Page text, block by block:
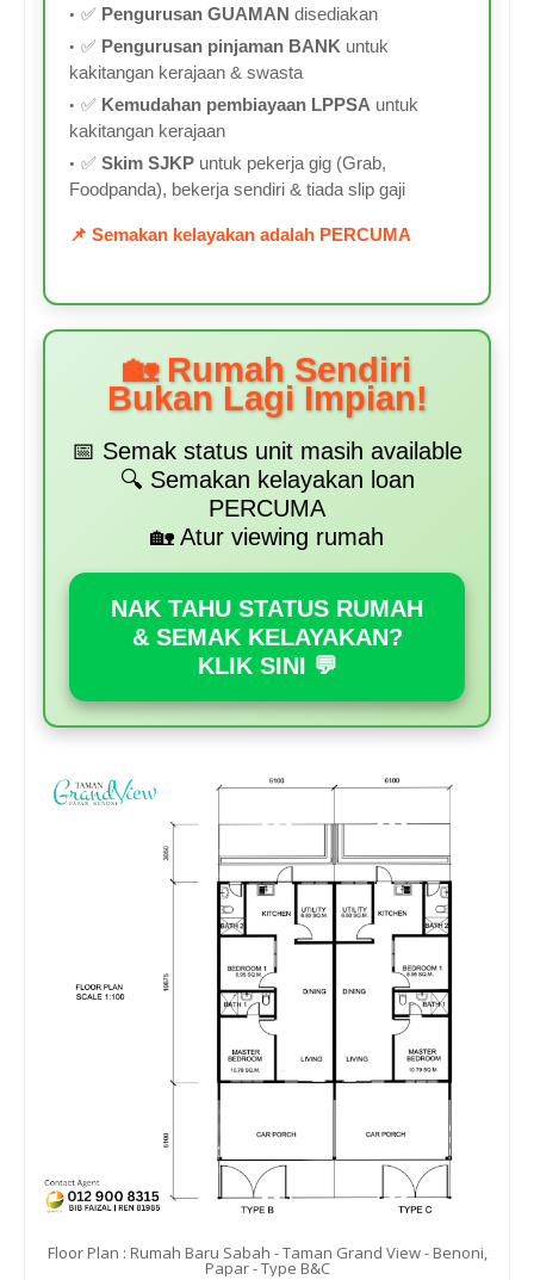
✅ Pengurusan GUAMAN disediakan
✅ Pengurusan pinjaman BANK untuk
kakitangan kerajaan & swasta
✅ Kemudahan pembiayaan LPPSA untuk
kakitangan kerajaan
✅ Skim SJKP untuk pekerja gig (Grab,
Foodpanda), bekerja sendiri & tiada slip gaji
📌 Semakan kelayakan adalah PERCUMA
🏡 Rumah Sendiri
Bukan Lagi Impian!
📅 Semak status unit masih available
🔍 Semakan kelayakan loan
PERCUMA
🏡 Atur viewing rumah
NAK TAHU STATUS RUMAH
& SEMAK KELAYAKAN?
KLIK SINI 💬
Floor Plan : Rumah Baru Sabah - Taman Grand View - Benoni,
Papar - Type B&C